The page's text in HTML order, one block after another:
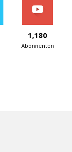
1,180
Abonnenten